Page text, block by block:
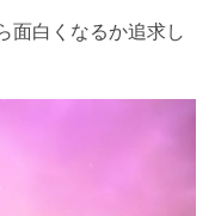
面白くなるか追求し